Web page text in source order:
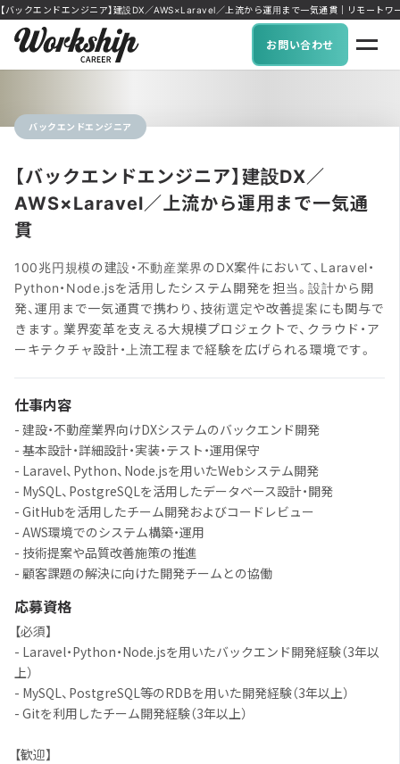
【バックエンドエンジニア】建設DX／AWS×Laravel／上流から運用まで一気通貫｜リモート
お問い合わせ
バックエンドエンジニア
【バックエンドエンジニア】建設DX／
AWS×Laravel／上流から運用まで一気通
貫
100兆円規模の建設・不動産業界のDX案件において、Laravel・
Python・Node.jsを活用したシステム開発を担当。設計から開
発、運用まで一気通貫で携わり、技術選定や改善提案にも関与で
きます。業界変革を支える大規模プロジェクトで、クラウド・ア
ーキテクチャ設計・上流工程まで経験を広げられる環境です。
仕事内容
- 建設・不動産業界向けDXシステムのバックエンド開発
- 基本設計・詳細設計・実装・テスト・運用保守
- Laravel、Python、Node.jsを用いたWebシステム開発
- MySQL、PostgreSQLを活用したデータベース設計・開発
- GitHubを活用したチーム開発およびコードレビュー
- AWS環境でのシステム構築・運用
- 技術提案や品質改善施策の推進
- 顧客課題の解決に向けた開発チームとの協働
応募資格
【必須】
- Laravel・Python・Node.jsを用いたバックエンド開発経験（3年以
上）
- MySQL、PostgreSQL等のRDBを用いた開発経験（3年以上）
- Gitを利用したチーム開発経験（3年以上）
【歓迎】